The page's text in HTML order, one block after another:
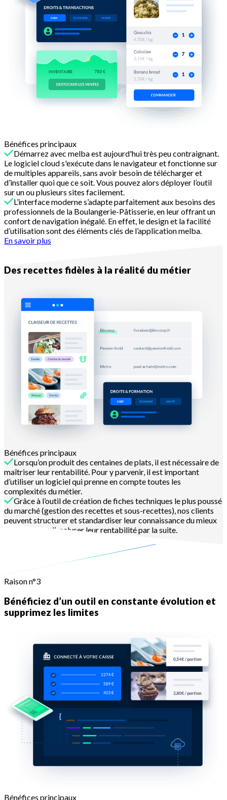
Bénéfices principaux
Démarrez avec melba est aujourd'hui très peu contraignant.
Le logiciel cloud s'exécute dans le navigateur et fonctionne sur
de multiples appareils, sans avoir besoin de télécharger et
d’installer quoi que ce soit. Vous pouvez alors déployer l’outil
sur un ou plusieurs sites facilement.
L’interface moderne s’adapte parfaitement aux besoins des
professionnels de la Boulangerie-Pâtisserie, en leur offrant un
confort de navigation inégalé. En effet, le design et la facilité
d’utilisation sont des éléments clés de l’application melba.
En savoir plus
Des recettes fidèles à la réalité du métier
Bénéfices principaux
Lorsqu’on produit des centaines de plats, il est nécessaire de
maîtriser leur rentabilité. Pour y parvenir, il est important
d’utiliser un logiciel qui prenne en compte toutes les
complexités du métier.
Grâce à l’outil de création de fiches techniques le plus poussé
du marché (gestion des recettes et sous-recettes), nos clients
peuvent structurer et standardiser leur connaissance du mieux
possible afin d’analyser leur rentabilité par la suite.
Raison n°3
Bénéficiez d’un outil en constante évolution et
supprimez les limites
Bénéfices principaux